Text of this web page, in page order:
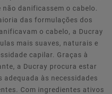
não danificassem o cabelo.
das formulações dos
o cabelo, a Ducray
mais suaves, naturais e
capilar. Graças à
a Ducray procura estar
adequada às necessidades
Com ingredientes ativos